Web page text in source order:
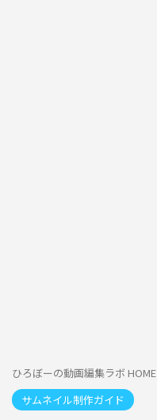
ひろぼーの動画編集ラボ HOME
サムネイル制作ガイド